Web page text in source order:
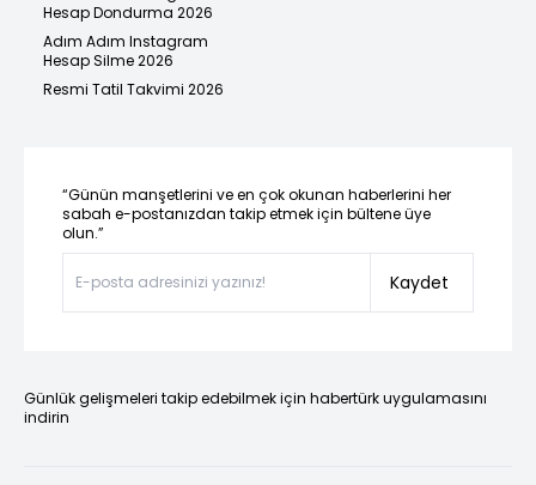
Hesap Dondurma 2026
Adım Adım Instagram
Hesap Silme 2026
Resmi Tatil Takvimi 2026
“Günün manşetlerini ve en çok okunan haberlerini her
sabah e-postanızdan takip etmek için bültene üye
olun.”
Kaydet
Günlük gelişmeleri takip edebilmek için habertürk uygulamasını
indirin